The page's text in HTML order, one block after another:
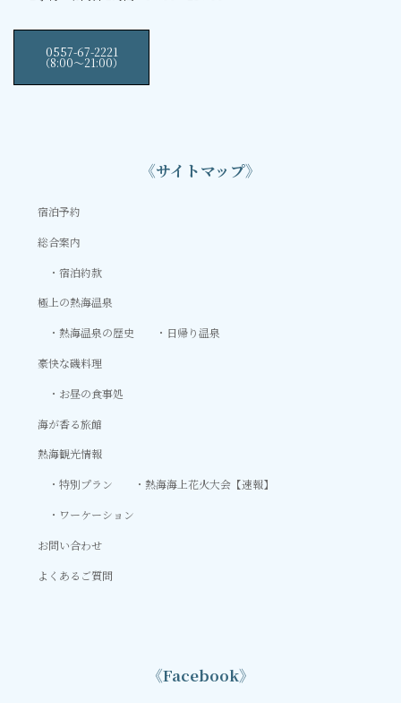
0557-67-2221
（8:00〜21:00）
《サイトマップ》
宿泊予約
総合案内
宿泊約款
極上の熱海温泉
熱海温泉の歴史
日帰り温泉
豪快な磯料理
お昼の食事処
海が香る旅館
熱海観光情報
特別プラン
熱海海上花火大会【速報】
ワーケーション
お問い合わせ
よくあるご質問
《Facebook》